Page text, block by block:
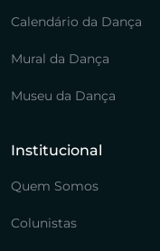
Calendário da Dança
Mural da Dança
Museu da Dança
Institucional
Quem Somos
Colunistas